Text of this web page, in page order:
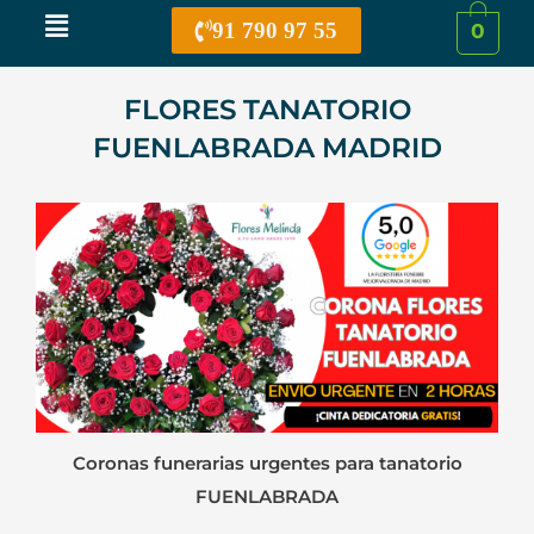
Menú 91 790 97 55 0
FLORES TANATORIO
FUENLABRADA MADRID
Coronas funerarias urgentes para tanatorio
FUENLABRADA